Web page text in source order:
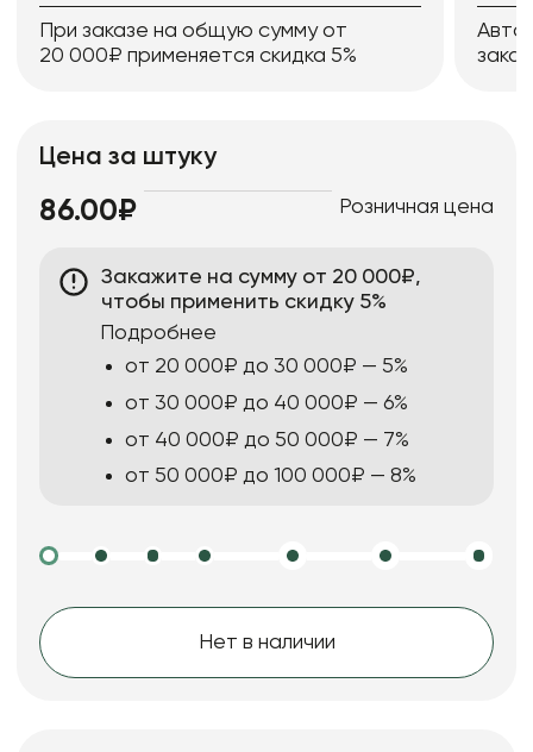
При заказе на общую сумму от
20 000₽ применяется скидка 5%
Цена за штуку
86.00₽ Розничная цена
Закажите на сумму от 20 000₽,
чтобы применить скидку 5%
Подробнее
от 20 000₽ до 30 000₽ — 5%
от 30 000₽ до 40 000₽ — 6%
от 40 000₽ до 50 000₽ — 7%
от 50 000₽ до 100 000₽ — 8%
Нет в наличии